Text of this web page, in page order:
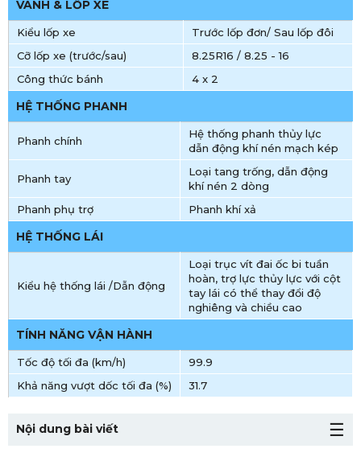
VÀNH & LỐP XE
Kiểu lốp xe
Trước lốp đơn/ Sau lốp đôi
Cỡ lốp xe (trước/sau)
8.25R16 / 8.25 - 16
Công thức bánh
4 x 2
HỆ THỐNG PHANH
Phanh chính
Hệ thống phanh thủy lực
dẫn động khí nén mạch kép
Phanh tay
Loại tang trống, dẫn động
khí nén 2 dòng
Phanh phụ trợ
Phanh khí xả
HỆ THỐNG LÁI
Kiểu hệ thống lái /Dẫn động
Loại trục vít đai ốc bi tuần
hoàn, trợ lực thủy lực với cột
tay lái có thể thay đổi độ
nghiêng và chiều cao
TÍNH NĂNG VẬN HÀNH
Tốc độ tối đa (km/h)
99.9
Khả năng vượt dốc tối đa (%)
31.7
Nội dung bài viết